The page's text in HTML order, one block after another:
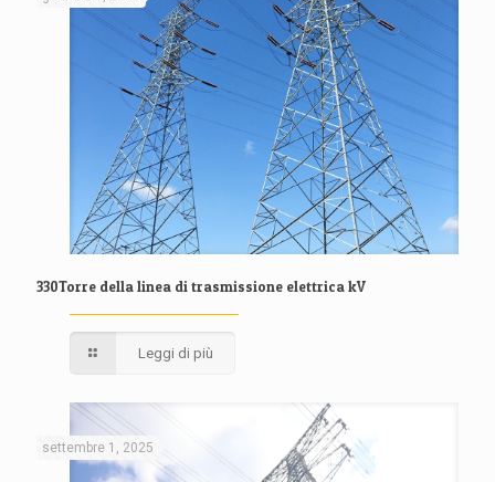
330Torre della linea di trasmissione elettrica kV
Leggi di più
settembre 1, 2025